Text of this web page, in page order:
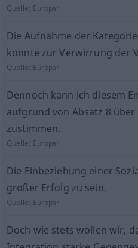
Quelle: Europarl
Die Aufnahme der
könnte zur Verwirrung der
Quelle: Europarl
Dennoch kann ich diesem
aufgrund von Absatz 8
zustimmen.
Quelle: Europarl
Die Einbeziehung einer
großer Erfolg zu sein.
Quelle: Europarl
Doch wie stets wollen wir,